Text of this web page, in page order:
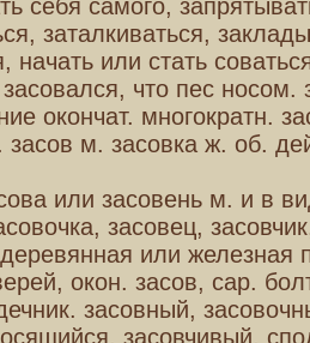
себя самого,
заталкиваться,
начать или стать
засовался, что пес носом.
окончат. многократн.
засов м. засовка ж. об.
или засовень м. и в
засовец,
или железная
окон. засов, сар.
засовный,
засовчивый,